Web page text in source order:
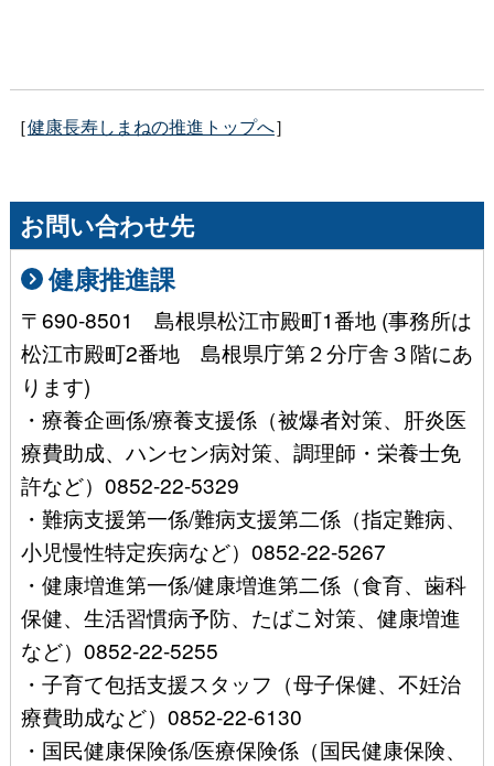
［健康長寿しまねの推進トップへ］
お問い合わせ先
健康推進課
〒690-8501 島根県松江市殿町1番地 (事務所は
松江市殿町2番地 島根県庁第２分庁舎３階にあ
ります)
・療養企画係/療養支援係（被爆者対策、肝炎医
療費助成、ハンセン病対策、調理師・栄養士免
許など）0852-22-5329
・難病支援第一係/難病支援第二係（指定難病、
小児慢性特定疾病など）0852-22-5267
・健康増進第一係/健康増進第二係（食育、歯科
保健、生活習慣病予防、たばこ対策、健康増進
など）0852-22-5255
・子育て包括支援スタッフ（母子保健、不妊治
療費助成など）0852-22-6130
・国民健康保険係/医療保険係（国民健康保険、